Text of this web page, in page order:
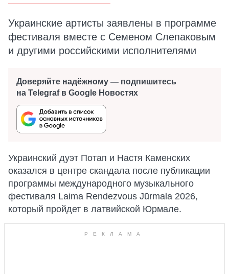
Украинские артисты заявлены в программе
фестиваля вместе с Семеном Слепаковым
и другими российскими исполнителями
Доверяйте надёжному — подпишитесь
на Telegraf в Google Новостях
Украинский дуэт Потап и Настя Каменских
оказался в центре скандала после публикации
программы международного музыкального
фестиваля Laima Rendezvous Jūrmala 2026,
который пройдет в латвийской Юрмале.